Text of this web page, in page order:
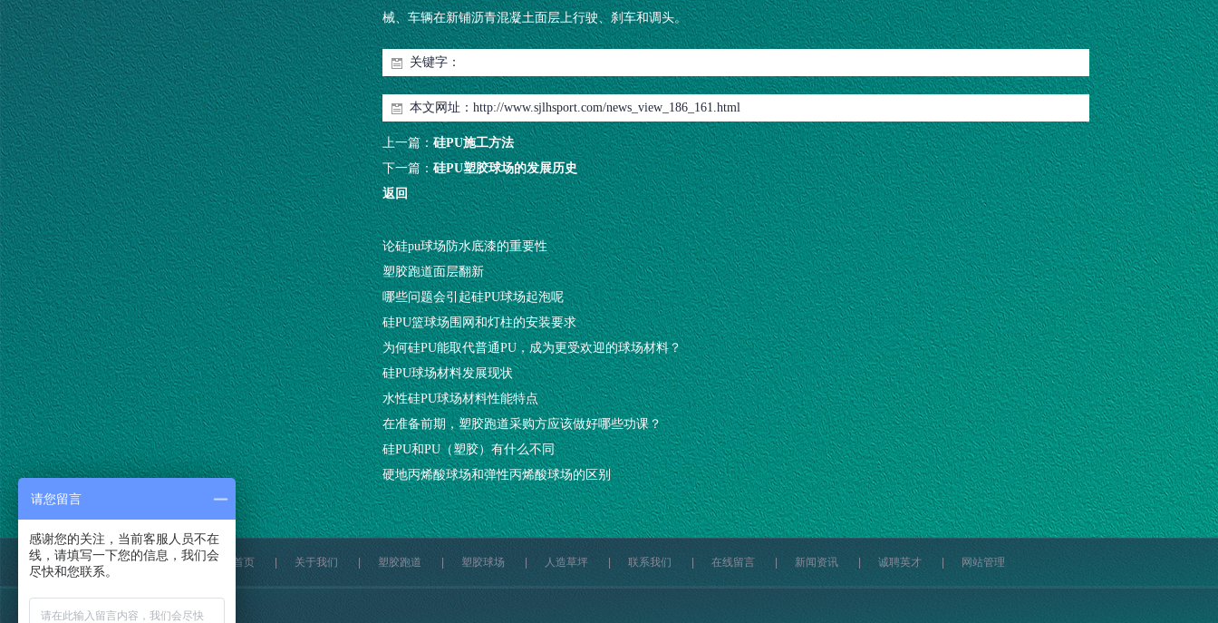
械、车辆在新铺沥青混凝土面层上行驶、刹车和调头。
关键字：
本文网址： http://www.sjlhsport.com/news_view_186_161.html
上一篇：硅PU施工方法
下一篇：硅PU塑胶球场的发展历史
返回
论硅pu球场防水底漆的重要性
塑胶跑道面层翻新
哪些问题会引起硅PU球场起泡呢
硅PU篮球场围网和灯柱的安装要求
为何硅PU能取代普通PU，成为更受欢迎的球场材料？
硅PU球场材料发展现状
水性硅PU球场材料性能特点
在准备前期，塑胶跑道采购方应该做好哪些功课？
硅PU和PU（塑胶）有什么不同
硬地丙烯酸球场和弹性丙烯酸球场的区别
网站首页 | 关于我们 | 塑胶跑道 | 塑胶球场 | 人造草坪 联系我们 在线留言 新闻资讯 诚聘英才 网站管理
请您留言
感谢您的关注，当前客服人员不在
线，请填写一下您的信息，我们会
尽快和您联系。